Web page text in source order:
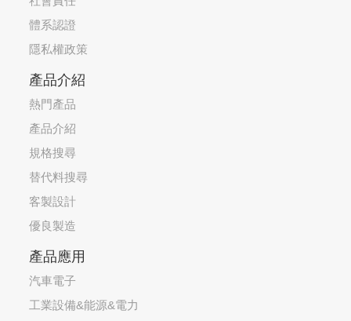
體系認證
隱私權政策
產品介紹
熱門產品
產品介紹
規格搜尋
替代料搜尋
客製設計
優良製造
產品應用
汽車電子
工業設備&能源&電力